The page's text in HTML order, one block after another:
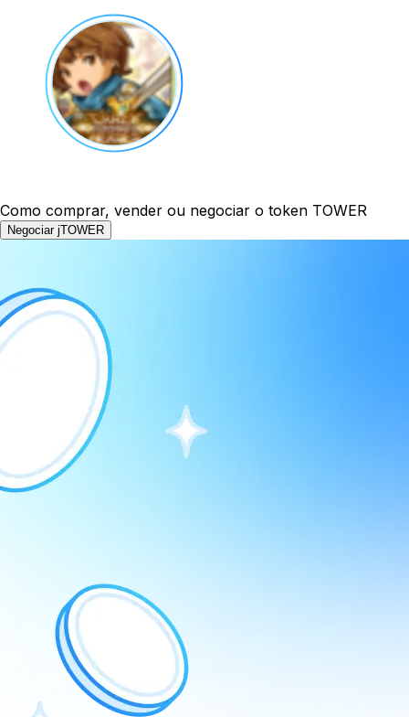
Como comprar, vender ou negociar o token TOWER
Negociar jTOWER